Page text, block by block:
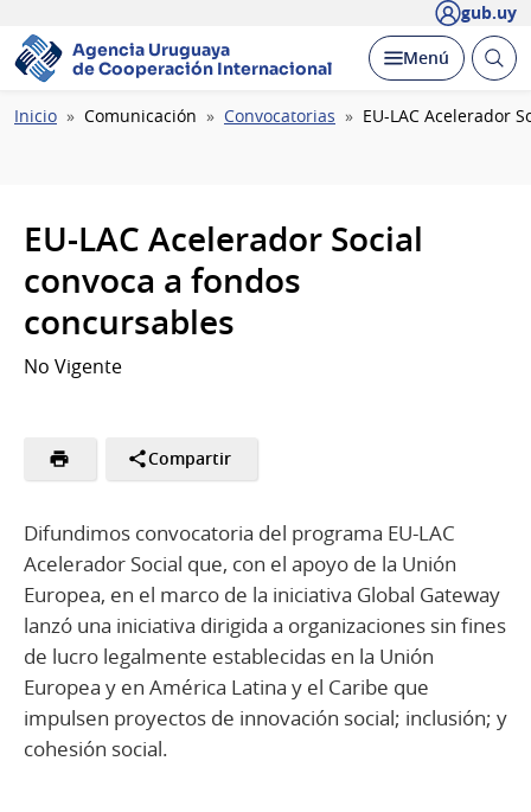
gub.uy
Agencia Uruguaya
de Cooperación Internacional
Desplegar
Menú Abrir
Ruta
Inicio Comunicación Convocatorias EU-LAC Acelerador
EU-LAC Acelerador Social
convoca a fondos
concursables
No Vigente
Compartir
Difundimos convocatoria del programa EU-LAC
Acelerador Social que, con el apoyo de la Unión
Europea, en el marco de la iniciativa Global Gateway
lanzó una iniciativa dirigida a organizaciones sin fines
de lucro legalmente establecidas en la Unión
Europea y en América Latina y el Caribe que
impulsen proyectos de innovación social; inclusión; y
cohesión social.